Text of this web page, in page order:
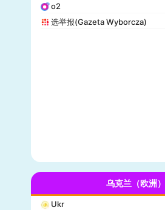
o2
选举报(Gazeta Wyborcza)
乌克兰（欧洲）
Ukr